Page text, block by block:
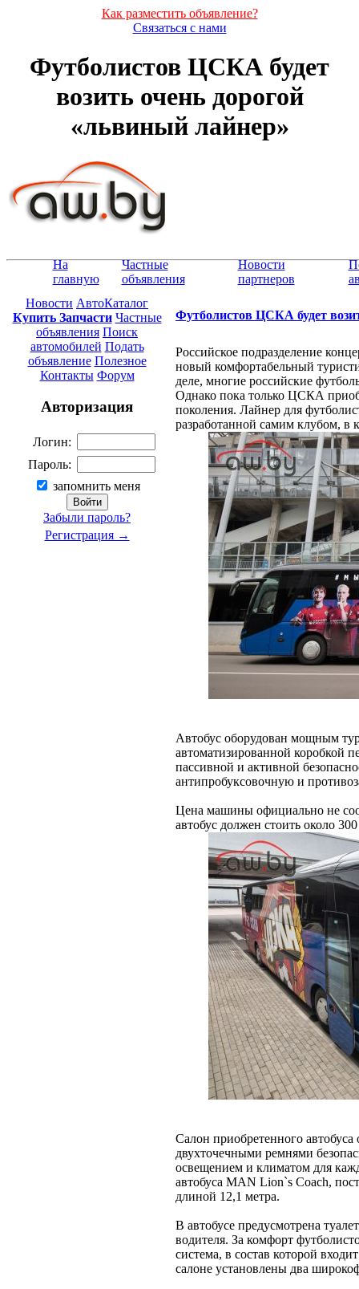
Как разместить объявление?
Связаться с нами
Футболистов ЦСКА будет
возить очень дорогой
«львиный лайнер»
На
главную
Частные
объявления
Новости
партнеров
Новости АвтоКаталог
Купить Запчасти Частные
объявления Поиск
автомобилей Подать
объявление Полезное
Контакты Форум
Авторизация
Логин:
Пароль:
запомнить меня
Забыли пароль?
Регистрация →
Футболистов ЦСКА будет
Российское подразделение
новый комфортабельный
деле, многие российские
Однако пока только ​​​​​ЦСКА
поколения. Лайнер для
разработанной самим клубом, в
Автобус оборудован мощным
автоматизированной коробкой
пассивной и активной
антипробуксовочную и
Цена машины официально не
автобус должен стоить около
Салон приобретенного
двухточечными ремнями
освещением и климатом для
автобуса MAN Lion`s Coach,
длиной 12,1 метра.
В автобусе предусмотрена
водителя. За комфорт
система, в состав которой
салоне установлены два